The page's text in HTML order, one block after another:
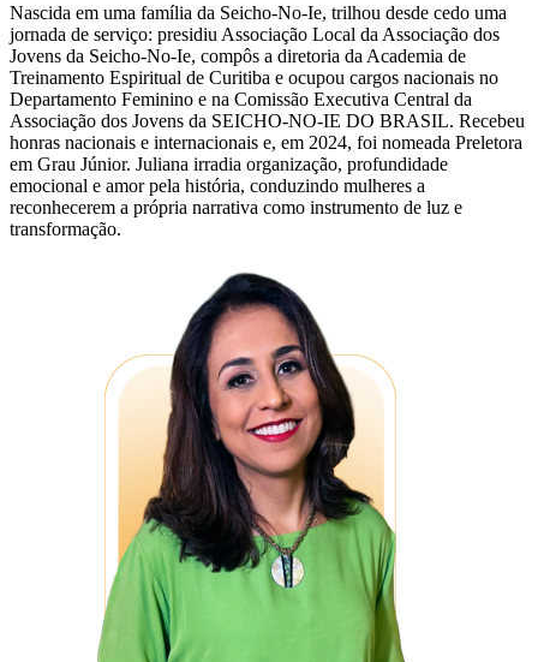
Nascida em uma família da Seicho-No-Ie, trilhou desde cedo uma
jornada de serviço: presidiu Associação Local da Associação dos
Jovens da Seicho-No-Ie, compôs a diretoria da Academia de
Treinamento Espiritual de Curitiba e ocupou cargos nacionais no
Departamento Feminino e na Comissão Executiva Central da
Associação dos Jovens da SEICHO-NO-IE DO BRASIL. Recebeu
honras nacionais e internacionais e, em 2024, foi nomeada Preletora
em Grau Júnior. Juliana irradia organização, profundidade
emocional e amor pela história, conduzindo mulheres a
reconhecerem a própria narrativa como instrumento de luz e
transformação.